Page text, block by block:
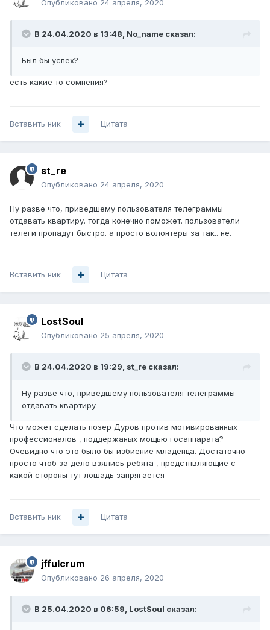
Опубликовано 24 апреля, 2020
В 24.04.2020 в 13:48, No_name сказал:
Был бы успех?
есть какие то сомнения?
Вставить ник Цитата
st_re
Опубликовано 24 апреля, 2020
Ну разве что, приведшему пользователя телеграммы
отдавать квартиру. тогда конечно поможет. пользователи
телеги пропадут быстро. а просто волонтеры за так.. не.
Вставить ник Цитата
LostSoul
Опубликовано 25 апреля, 2020
В 24.04.2020 в 19:29, st_re сказал:
Ну разве что, приведшему пользователя телеграммы
отдавать квартиру
Что может сделать позер Дуров против мотивированных
профессионалов , поддержаных мощью госаппарата?
Очевидно что это было бы избиение младенца. Достаточно
просто чтоб за дело взялись ребята , предстпвляющие с
какой стороны тут лошадь запрягается
Вставить ник Цитата
jffulcrum
Опубликовано 26 апреля, 2020
В 25.04.2020 в 06:59, LostSoul сказал: